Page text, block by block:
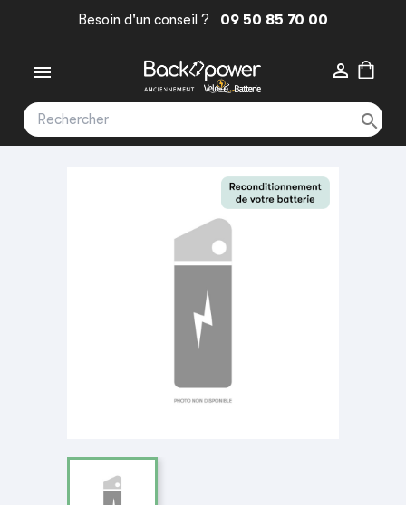
Besoin d'un conseil ? 09 50 85 70 00
 
